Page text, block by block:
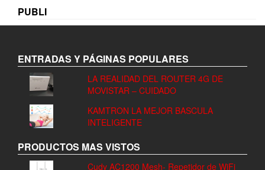
PUBLI
ENTRADAS Y PÁGINAS POPULARES
LA REALIDAD DEL ROUTER 4G DE
MOVISTAR – CUIDADO
KAMTRON LA MEJOR BASCULA
INTELIGENTE
PRODUCTOS MAS VISTOS
Cudy AC1200 Mesh- Repetidor de WiFi